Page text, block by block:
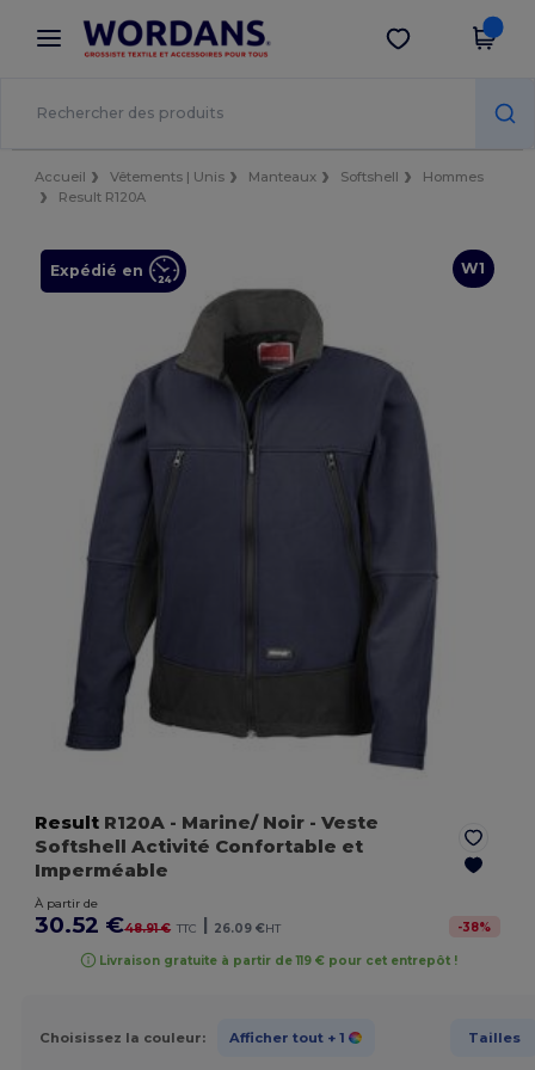
× Appli Wordans
Meilleurs prix sur l’app !
Obtenir l'appli
Accueil Vêtements | Unis Manteaux Softshell
Hommes
Result R120A
W1
Expédié en
Result R120A - Marine/ Noir - Veste
Softshell Activité Confortable et
Imperméable
À partir de
30.52 €48.91 € TTC | 26.09 €HT -38%
Livraison gratuite à partir de 119 € pour cet entrepôt !
Choisissez la couleur: Afficher tout + 1 Tailles